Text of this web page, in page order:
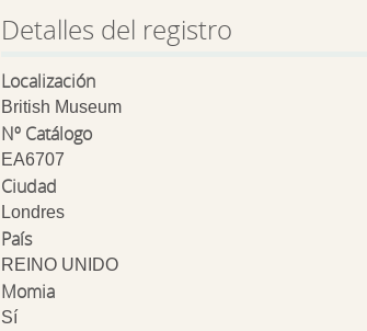
Detalles del registro
Localización
British Museum
Nº Catálogo
EA6707
Ciudad
Londres
País
REINO UNIDO
Momia
Sí